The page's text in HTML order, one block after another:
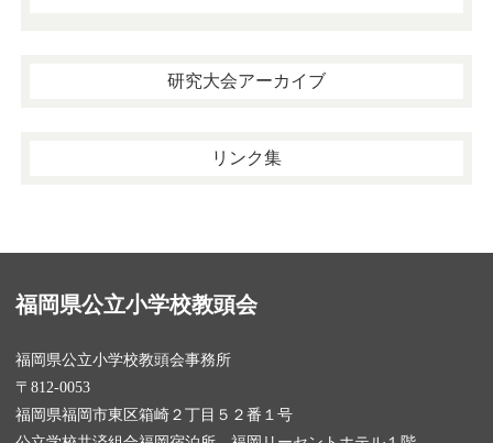
研究大会アーカイブ
リンク集
福岡県公立小学校教頭会
福岡県公立小学校教頭会事務所
〒812-0053
福岡県福岡市東区箱崎２丁目５２番１号